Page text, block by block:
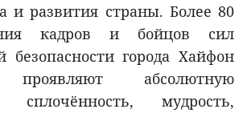
и развития страны. Более 80
кадров и бойцов сил
безопасности города Хайфон
проявляют абсолютную
сплочённость, мудрость,